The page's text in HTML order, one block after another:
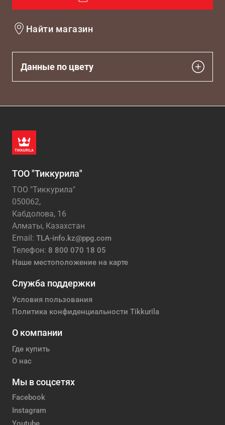
Найти магазин
Данные по цвету
ТОО "Тиккурила"
ТОО "Тиккурила"
050062,
Кабдолова, 16
Алматы, Казахстан
Email: TLA-info.kz@ppg.com
Телефон: 8 800 070 18 05
Наше местоположение на карте
Служба поддержки
Условия пользования
Политика конфиденциальности Tikkurila
О компании
Где купить
О нас
Мы в соцсетях
Facebook
Instagram